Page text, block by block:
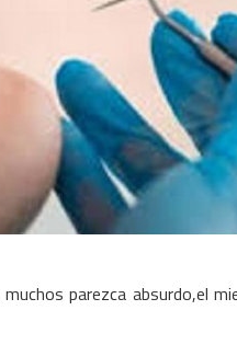
muchos parezca absurdo,el